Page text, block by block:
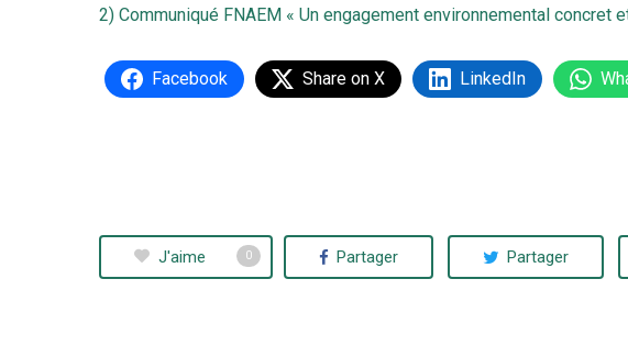
2) Communiqué FNAEM « Un engagement environnemental concret
Facebook Share on X LinkedIn
J'aime 0 Partager Partager